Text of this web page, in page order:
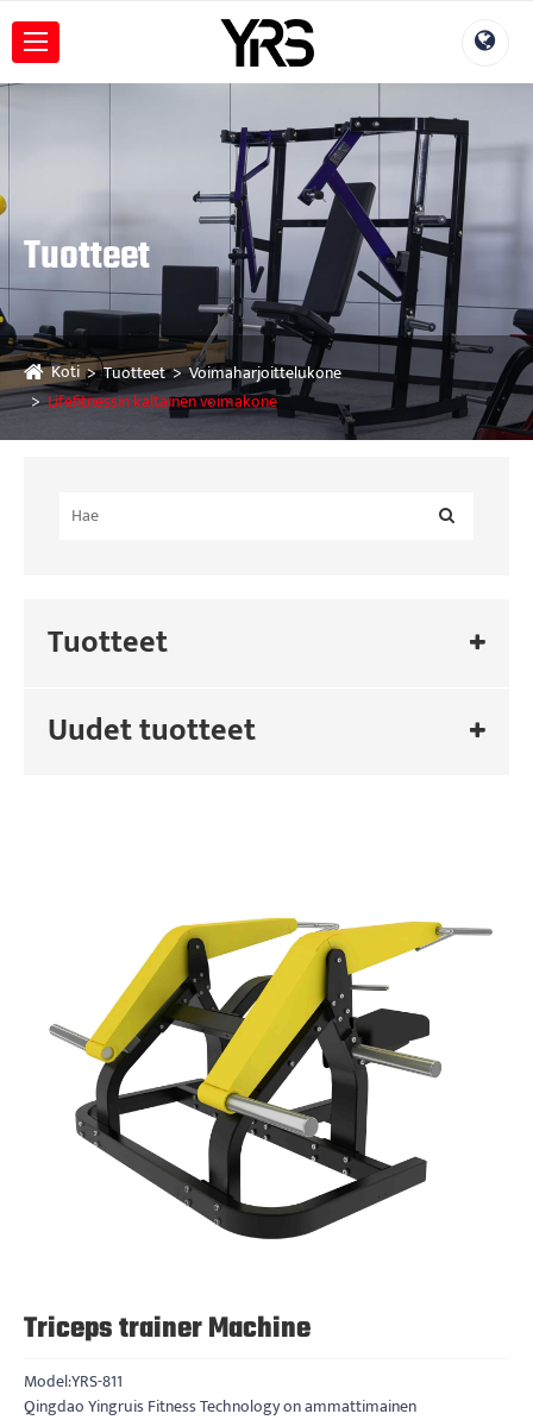
Tuotteet
Koti Tuotteet
Voimaharjoittelukone
Lifefitnessin kaltainen voimakone
Tuotteet
Uudet tuotteet
Triceps trainer Machine
Model:YRS-811
Qingdao Yingruis Fitness Technology on ammattimainen